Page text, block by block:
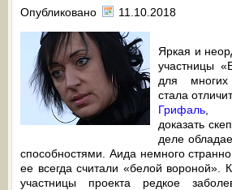
Опубликовано 11.10.2018
Яркая и
участницы
для
стала
Грифаль ,
доказать
деле
способностями. Аида немного странно
ее всегда считали «белой вороной».
участницы проекта редкое